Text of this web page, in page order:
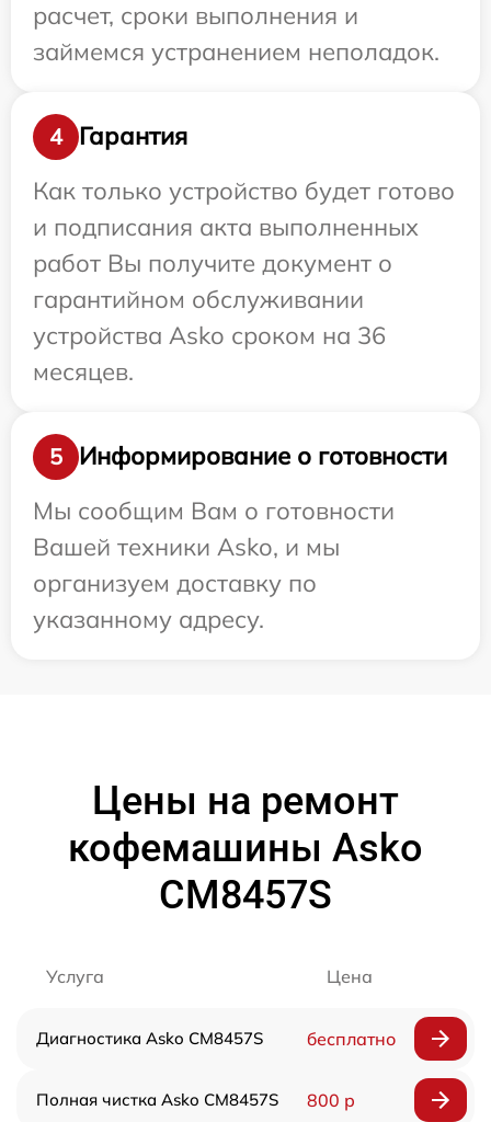
расчет, сроки выполнения и
займемся устранением неполадок.
4
Гарантия
Как только устройство будет готово
и подписания акта выполненных
работ Вы получите документ о
гарантийном обслуживании
устройства Asko сроком на 36
месяцев.
5
Информирование о готовности
Мы сообщим Вам о готовности
Вашей техники Asko, и мы
организуем доставку по
указанному адресу.
Цены на ремонт
кофемашины Asko
CM8457S
Услуга Цена
Диагностика Asko CM8457S бесплатно
Полная чистка Asko CM8457S 800 р